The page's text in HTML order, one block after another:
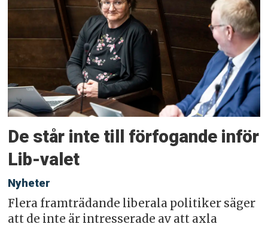
De står inte till förfogande inför
Lib-valet
Nyheter
Flera framträdande liberala politiker säger
att de inte är intresserade av att axla